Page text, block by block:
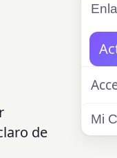
de
Mi